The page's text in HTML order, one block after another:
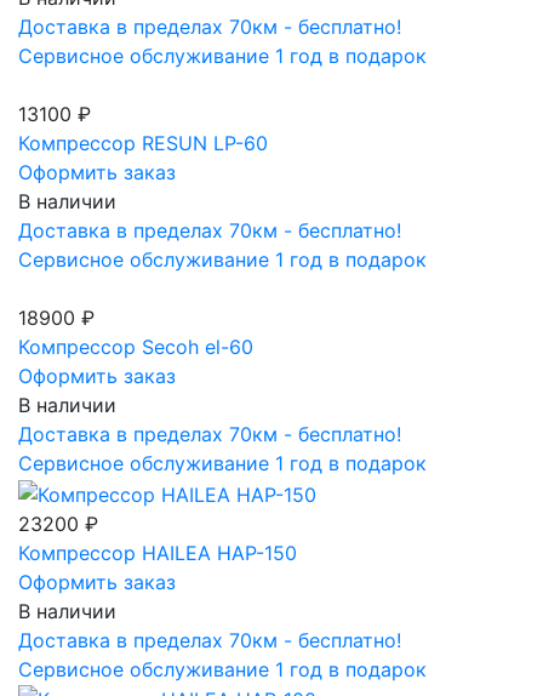
Доставка в пределах 70км - бесплатно!
Сервисное обслуживание 1 год в подарок
13100 ₽
Компрессор RESUN LP-60
Оформить заказ
В наличии
Доставка в пределах 70км - бесплатно!
Сервисное обслуживание 1 год в подарок
18900 ₽
Компрессор Secoh el-60
Оформить заказ
В наличии
Доставка в пределах 70км - бесплатно!
Сервисное обслуживание 1 год в подарок
23200 ₽
Компрессор HAILEA HAP-150
Оформить заказ
В наличии
Доставка в пределах 70км - бесплатно!
Сервисное обслуживание 1 год в подарок